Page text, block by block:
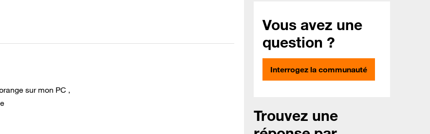
sur mon PC ,
Vous avez une
question ?
Interrogez la communauté
Trouvez une